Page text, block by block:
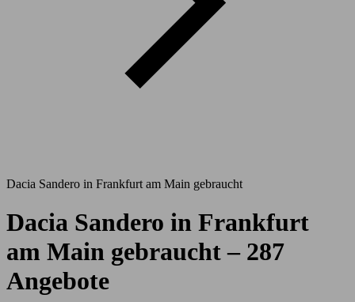
Dacia Sandero in Frankfurt am Main gebraucht
Dacia Sandero in Frankfurt
am Main gebraucht – 287
Angebote